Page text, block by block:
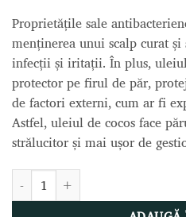
Proprietățile sale
menținerea unui scalp curat
infecții și iritații. În plus,
protector pe firul de păr,
de factori externi, cum ar fi
Astfel, uleiul de cocos face
strălucitor și mai ușor de
Cantitate CACAU DO BRASIL